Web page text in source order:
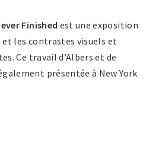
Finished est une exposition
les contrastes visuels et
Ce travail d’Albers et de
présentée à New York